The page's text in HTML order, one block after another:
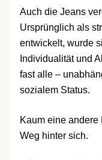
Auch die Jeans
Ursprünglich als
entwickelt, wurde
Individualität und
fast alle –
sozialem Status.
Kaum eine
Weg hinter sich.